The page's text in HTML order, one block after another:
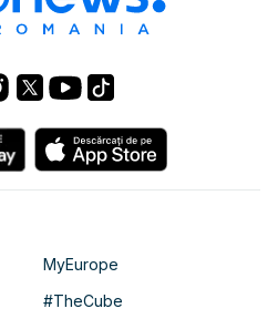
MyEurope
#TheCube